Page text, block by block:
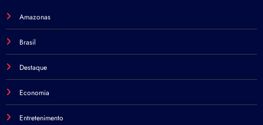
Amazonas
Brasil
Destaque
Economia
Entretenimento